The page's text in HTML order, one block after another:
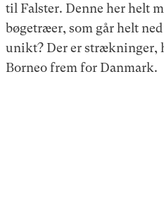
til Falster. Denne her helt
bøgetræer, som går helt
unikt? Der er strækninger,
Borneo frem for Danmark.